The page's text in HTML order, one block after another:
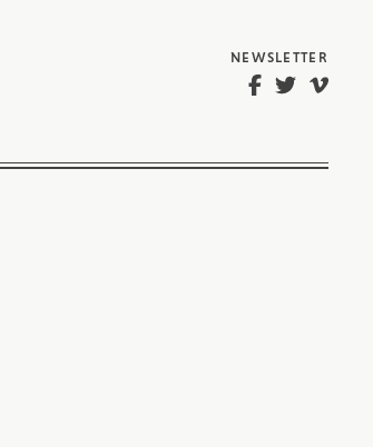
NEWSLETTER